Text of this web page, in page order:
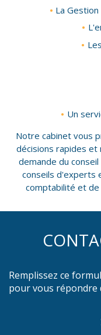
La
Un
Notre cabinet vous
décisions rapides
demande du
conseils d'experts
comptabilité et
Remplissez ce
pour vous répondre